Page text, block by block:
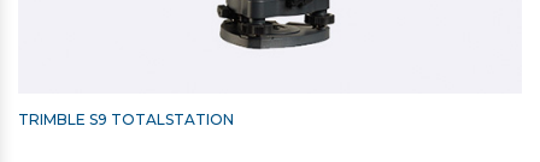
TRIMBLE S9 TOTALSTATION